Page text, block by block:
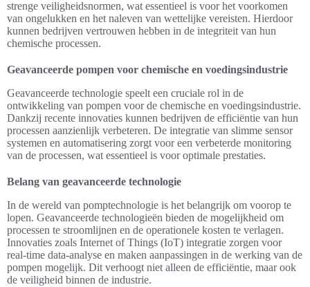
strenge veiligheidsnormen, wat essentieel is voor het voorkomen
van ongelukken en het naleven van wettelijke vereisten. Hierdoor
kunnen bedrijven vertrouwen hebben in de integriteit van hun
chemische processen.
Geavanceerde pompen voor chemische en voedingsindustrie
Geavanceerde technologie speelt een cruciale rol in de
ontwikkeling van pompen voor de chemische en voedingsindustrie.
Dankzij recente innovaties kunnen bedrijven de efficiëntie van hun
processen aanzienlijk verbeteren. De integratie van slimme sensor
systemen en automatisering zorgt voor een verbeterde monitoring
van de processen, wat essentieel is voor optimale prestaties.
Belang van geavanceerde technologie
In de wereld van pomptechnologie is het belangrijk om voorop te
lopen. Geavanceerde technologieën bieden de mogelijkheid om
processen te stroomlijnen en de operationele kosten te verlagen.
Innovaties zoals Internet of Things (IoT) integratie zorgen voor
real-time data-analyse en maken aanpassingen in de werking van de
pompen mogelijk. Dit verhoogt niet alleen de efficiëntie, maar ook
de veiligheid binnen de industrie.